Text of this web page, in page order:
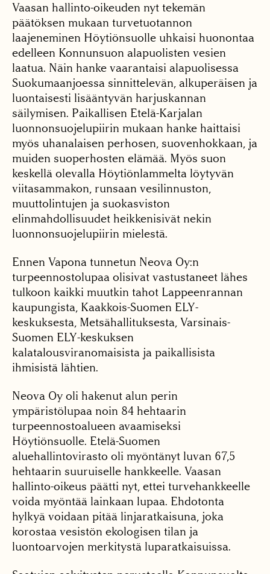
Vaasan hallinto-oikeuden nyt tekemän
päätöksen mukaan turvetuotannon
laajeneminen Höytiönsuolle uhkaisi huonontaa
edelleen Konnunsuon alapuolisten vesien
laatua. Näin hanke vaarantaisi alapuolisessa
Suokumaanjoessa sinnittelevän, alkuperäisen ja
luontaisesti lisääntyvän harjuskannan
säilymisen. Paikallisen Etelä-Karjalan
luonnonsuojelupiirin mukaan hanke haittaisi
myös uhanalaisen perhosen, suovenhokkaan, ja
muiden suoperhosten elämää. Myös suon
keskellä olevalla Höytiönlammelta löytyvän
viitasammakon, runsaan vesilinnuston,
muuttolintujen ja suokasviston
elinmahdollisuudet heikkenisivät nekin
luonnonsuojelupiirin mielestä.
Ennen Vapona tunnetun Neova Oy:n
turpeennostolupaa olisivat vastustaneet lähes
tulkoon kaikki muutkin tahot Lappeenrannan
kaupungista, Kaakkois-Suomen ELY-
keskuksesta, Metsähallituksesta, Varsinais-
Suomen ELY-keskuksen
kalatalousviranomaisista ja paikallisista
ihmisistä lähtien.
Neova Oy oli hakenut alun perin
ympäristölupaa noin 84 hehtaarin
turpeennostoalueen avaamiseksi
Höytiönsuolle. Etelä-Suomen
aluehallintovirasto oli myöntänyt luvan 67,5
hehtaarin suuruiselle hankkeelle. Vaasan
hallinto-oikeus päätti nyt, ettei turvehankkeelle
voida myöntää lainkaan lupaa. Ehdotonta
hylkyä voidaan pitää linjaratkaisuna, joka
korostaa vesistön ekologisen tilan ja
luontoarvojen merkitystä luparatkaisuissa.